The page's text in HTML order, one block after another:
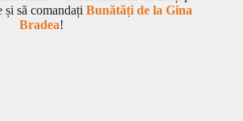
să comandați Bunătăți de la Gina
Bradea!